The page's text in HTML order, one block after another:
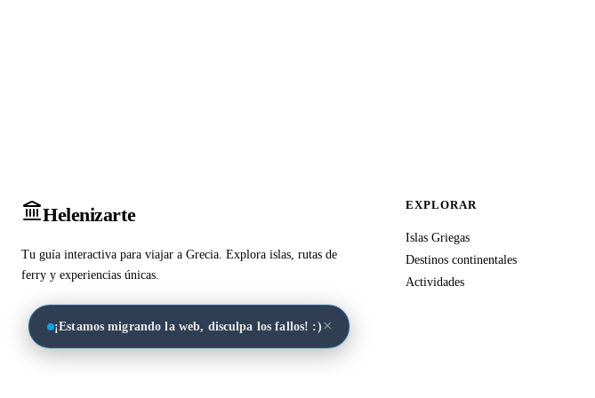
¡Estamos migrando la web, disculpa los fallos! :) ×
Helenizarte
Tu guía interactiva para viajar a Grecia. Explora islas, rutas de
ferry y experiencias únicas.
EXPLORAR
Islas Griegas
Destinos continentales
Actividades